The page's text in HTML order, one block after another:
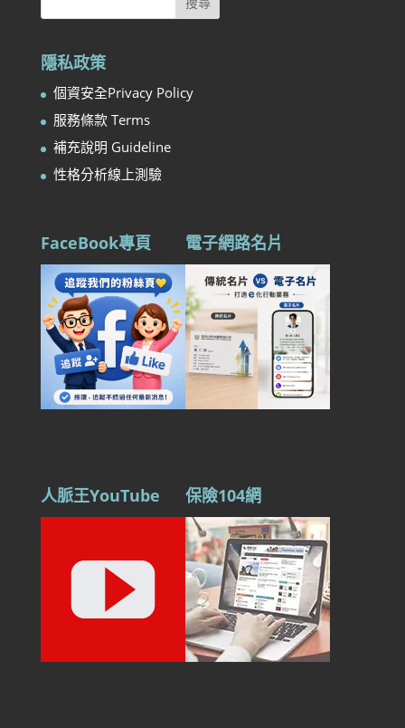
隱私政策
個資安全Privacy Policy
服務條款 Terms
補充說明 Guideline
性格分析線上測驗
FaceBook專頁 電子網路名片
人脈王YouTube 保險104網